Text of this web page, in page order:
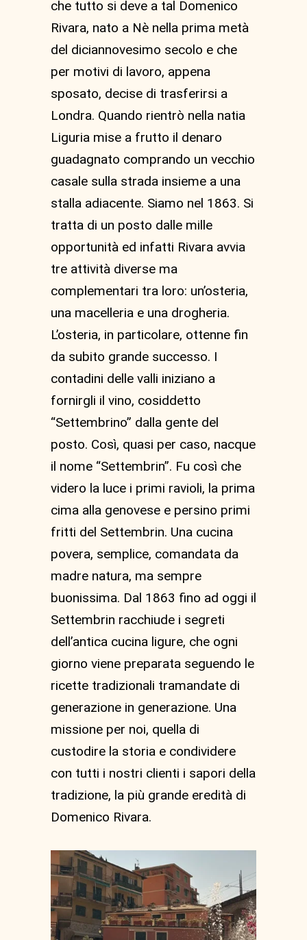
che tutto si deve a tal Domenico
Rivara, nato a Nè nella prima metà
del diciannovesimo secolo e che
per motivi di lavoro, appena
sposato, decise di trasferirsi a
Londra. Quando rientrò nella natia
Liguria mise a frutto il denaro
guadagnato comprando un vecchio
casale sulla strada insieme a una
stalla adiacente. Siamo nel 1863. Si
tratta di un posto dalle mille
opportunità ed infatti Rivara avvia
tre attività diverse ma
complementari tra loro: un’osteria,
una macelleria e una drogheria.
L’osteria, in particolare, ottenne fin
da subito grande successo. I
contadini delle valli iniziano a
fornirgli il vino, cosiddetto
“Settembrino” dalla gente del
posto. Così, quasi per caso, nacque
il nome “Settembrin”. Fu così che
videro la luce i primi ravioli, la prima
cima alla genovese e persino primi
fritti del Settembrin. Una cucina
povera, semplice, comandata da
madre natura, ma sempre
buonissima. Dal 1863 fino ad oggi il
Settembrin racchiude i segreti
dell’antica cucina ligure, che ogni
giorno viene preparata seguendo le
ricette tradizionali tramandate di
generazione in generazione. Una
missione per noi, quella di
custodire la storia e condividere
con tutti i nostri clienti i sapori della
tradizione, la più grande eredità di
Domenico Rivara.